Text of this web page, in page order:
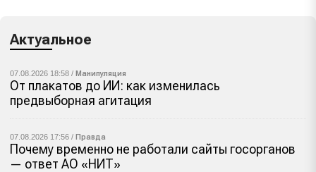
Актуальное
07.08.2026 18:58 / Манипуляция
От плакатов до ИИ: как изменилась
предвыборная агитация
07.08.2026 17:56 / Правда
Почему временно не работали сайты госорганов
— ответ АО «НИТ»